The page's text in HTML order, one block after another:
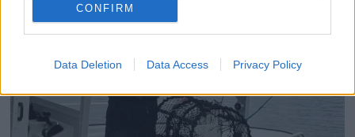
CONFIRM
Data Deletion Data Access Privacy Policy